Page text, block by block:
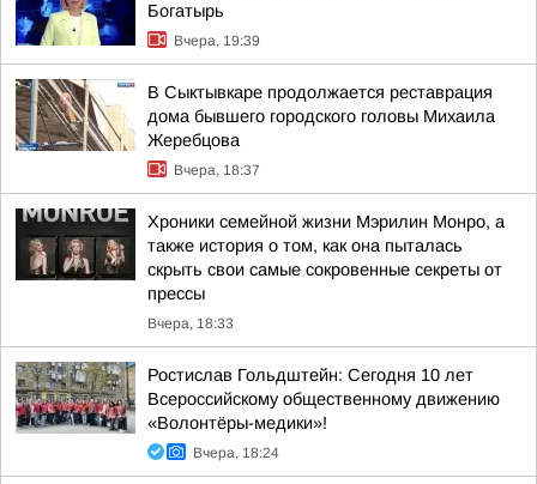
Богатырь
Вчера, 19:39
В Сыктывкаре продолжается реставрация
дома бывшего городского головы Михаила
Жеребцова
Вчера, 18:37
Хроники семейной жизни Мэрилин Монро, а
также история о том, как она пыталась
скрыть свои самые сокровенные секреты от
прессы
Вчера, 18:33
Ростислав Гольдштейн: Сегодня 10 лет
Всероссийскому общественному движению
«Волонтёры-медики»!
Вчера, 18:24